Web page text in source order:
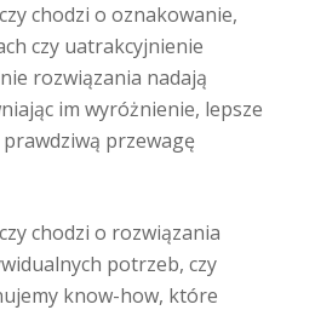
chodzi o oznakowanie,
czy uatrakcyjnienie
rozwiązania nadają
im wyróżnienie, lepsze
przewagę
chodzi o rozwiązania
potrzeb, czy
know-how, które